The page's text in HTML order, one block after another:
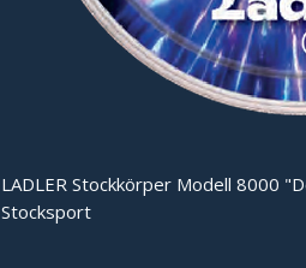
LADLER Stockkörper Modell 8000
Stocksport